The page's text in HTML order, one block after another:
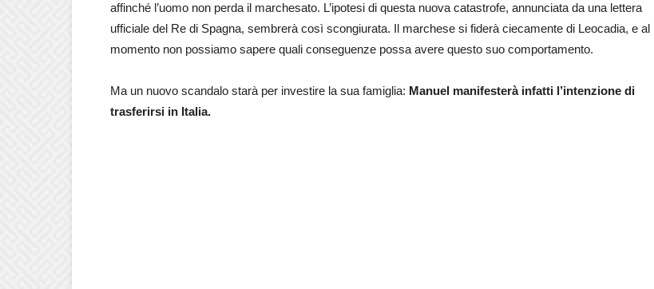
affinché l’uomo non perda il marchesato. L’ipotesi di questa nuova catastrofe, annunciata da una lettera
ufficiale del Re di Spagna, sembrerà così scongiurata. Il marchese si fiderà ciecamente di Leocadia, e al
momento non possiamo sapere quali conseguenze possa avere questo suo comportamento.
Ma un nuovo scandalo starà per investire la sua famiglia: Manuel manifesterà infatti l’intenzione di
trasferirsi in Italia.